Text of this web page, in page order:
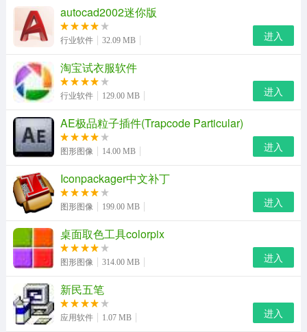
精打快递单打印软件官方版功能：
通过设定物流公司到各个省份的首重和续重的价格，自动
计算各家物流公司的物流成本，并自动分配订单到各个物
流公司，同时计算出每日的物流成本。有效节约卖家的物
流成本。
炫彩发货单（普通发货单仅能反映发货内容。炫彩发货单
加入更多多媒体元素，可以引入二维码，商品详情等等内
容至发货单中，小卖家也能印出非常专业的宣传彩印，并
整合入发货单中；也可以引入促销商品，促成第二笔订
3.优化发货拣货配置。
autocad2002迷你版
行业软件 32.09 MB 进入
淘宝试衣服软件
行业软件 129.00 MB 进入
AE极品粒子插件(Trapcode Particular)
图形图像 14.00 MB 进入
Iconpackager中文补丁
图形图像 199.00 MB 进入
桌面取色工具colorpix
图形图像 314.00 MB 进入
新民五笔
应用软件 1.07 MB 进入